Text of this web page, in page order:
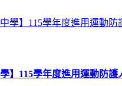
】115學年度進用運動防